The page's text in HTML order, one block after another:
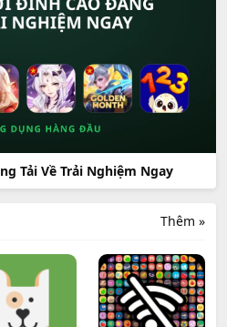
Tải Về Trải Nghiệm Ngay
Thêm »